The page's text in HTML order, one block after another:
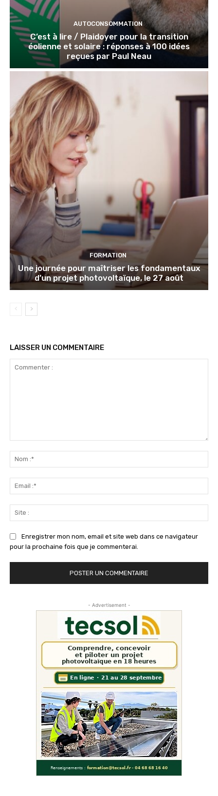
AUTOCONSOMMATION
C’est à lire / Plaidoyer pour la transition
éolienne et solaire : réponses à 100 idées
reçues par Paul Neau
FORMATION
Une journée pour maîtriser les fondamentaux
d’un projet photovoltaïque, le 27 août
LAISSER UN COMMENTAIRE
Enregistrer mon nom, email et site web dans ce navigateur
pour la prochaine fois que je commenterai.
- Advertisement -